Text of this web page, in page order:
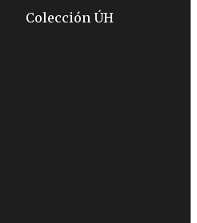
Colección ÚH